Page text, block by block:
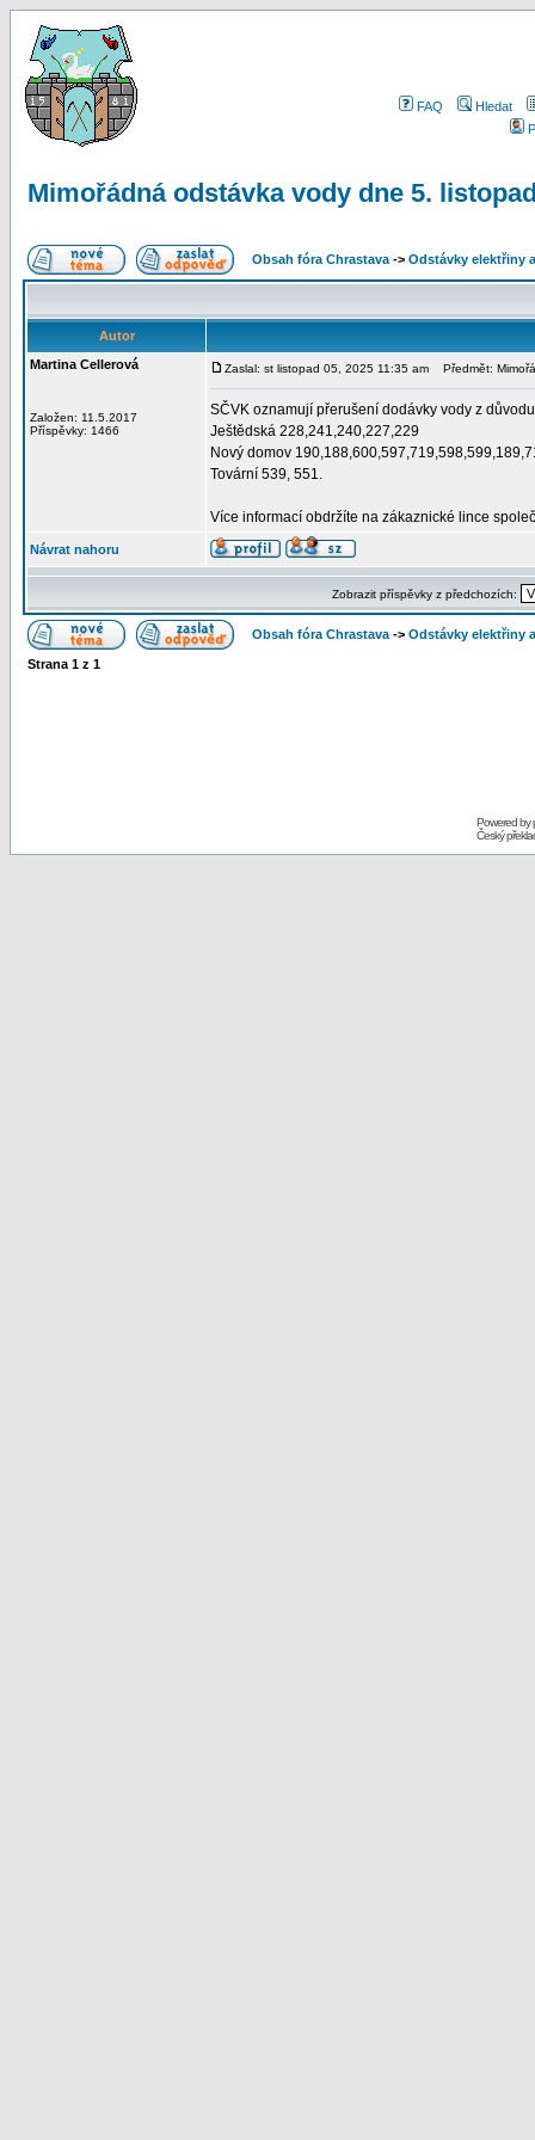
FAQ
Hledat
Mimořádná odstávka vody dne 5.
Obsah fóra Chrastava -> Odstávky elektřiny
Autor
Martina Cellerová
Založen: 11.5.2017
Příspěvky: 1466
Zaslal: st listopad 05, 2025 11:35 am Předmět:
SČVK oznamují přerušení dodávky vody z
Ještědská 228,241,240,227,229
Nový domov
Tovární 539, 551.
Více informací obdržíte na zákaznické lince
Návrat nahoru
Zobrazit příspěvky z předchozích:
Obsah fóra Chrastava -> Odstávky elektřiny
Strana 1 z 1
Powered by
Český